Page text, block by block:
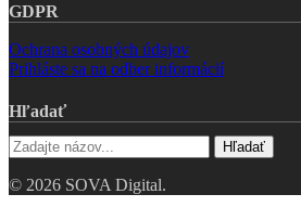
GDPR
Ochrana osobných údajov
Prihláste sa na odber informácií
Hľadať
Hľadať
© 2026 SOVA Digital.